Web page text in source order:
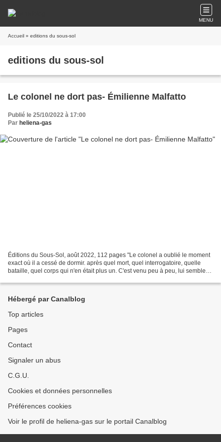
MENU
Accueil » editions du sous-sol
editions du sous-sol
Le colonel ne dort pas- Émilienne Malfatto
Publié le 25/10/2022 à 17:00
Par heliena-gas
Éditions du Sous-Sol, août 2022, 112 pages "Le colonel a oublié le moment
exact où il a cessé de dormir. après quel mort, quel interrogatoire, quelle
bataille, quel corps qui n'en était plus un. C'est venu peu à peu, lui semble-t-
Hébergé par Canalblog
Top articles
Pages
Contact
Signaler un abus
C.G.U.
Cookies et données personnelles
Préférences cookies
Voir le profil de heliena-gas sur le portail Canalblog